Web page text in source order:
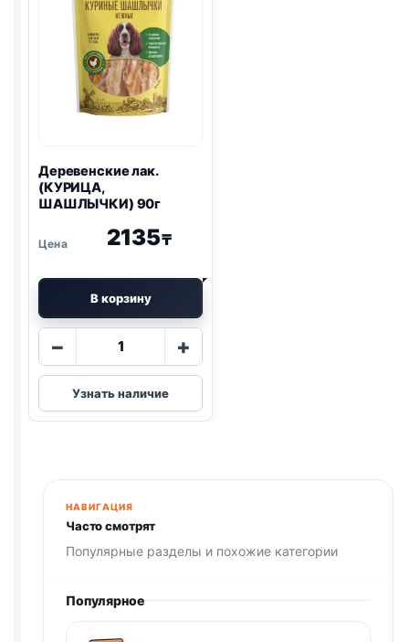
Деревенские лак.
(КУРИЦА,
ШАШЛЫЧКИ) 90г
2135₸
В корзину
−
Количество
Деревенские
лак.
(КУРИЦА,
+
Узнать наличие
НАВИГАЦИЯ
Часто смотрят
Популярные разделы и похожие категории
Популярное